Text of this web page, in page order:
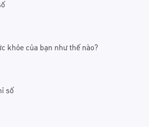
khỏe của bạn như thế nào?
số